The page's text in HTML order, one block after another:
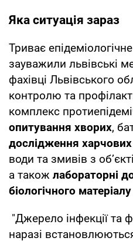
Яка ситуація зараз
Триває
зауважили львівські
фахівці Львівського
контролю та
комплекс
опитування хворих,
дослідження харчових
води та змивів з
а також лабораторні
біологічного матеріалу
"Джерело інфекції та
наразі